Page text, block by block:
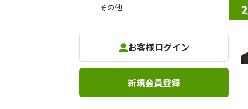
その他
お客様ログイン
新規会員登録
2